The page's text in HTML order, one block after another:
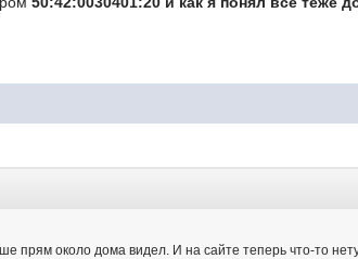
прям около дома видел. И на сайте теперь что-то